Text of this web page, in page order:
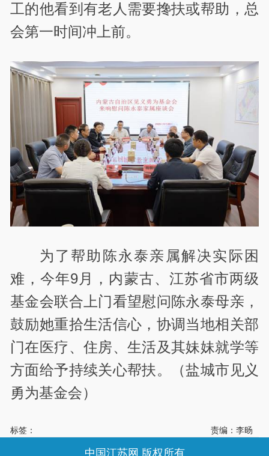
工的他看到有老人需要搀扶或帮助，总
会第一时间冲上前。
为了帮助陈永泰亲属解决实际困
难，今年9月，内蒙古、江苏省市两级
基金会联合上门看望慰问陈永泰母亲，
鼓励她重拾生活信心，协调当地相关部
门在医疗、住房、生活及其妹妹就学等
方面给予持续关心帮扶。（盐城市见义
勇为基金会）
标签： 责编：李旸
中国江苏网 版权所有